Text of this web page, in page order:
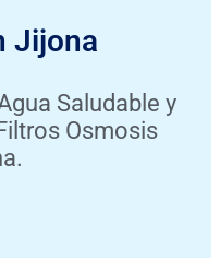
Jijona
Saludable y
Osmosis